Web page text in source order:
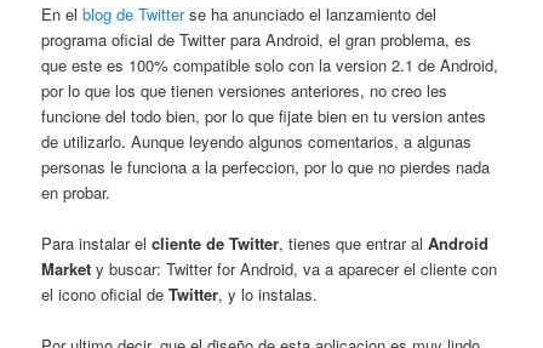
En elblog de Twitterse ha anunciado el lanzamiento del
programa oficial de Twitter para Android, el gran problema, es
que este es 100% compatible solo con la version 2.1 de Android,
por lo que los que tienen versiones anteriores, no creo les
funcione del todo bien, por lo que fijate bien en tu version antes
de utilizarlo. Aunque leyendo algunos comentarios, a algunas
personas le funciona a la perfeccion, por lo que no pierdes nada
en probar.
Para instalar elcliente de Twitter, tienes que entrar alAndroid
Market y buscar: Twitter for Android, va a aparecer el cliente con
el icono oficial deTwitter, y lo instalas.